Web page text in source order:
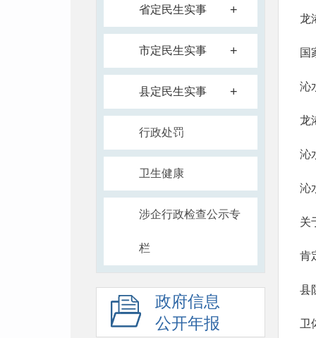
省定民生实事 +
市定民生实事 +
县定民生实事 +
行政处罚
卫生健康
涉企行政检查公示专
栏
政府信息
公开年报
龙
国
沁
龙
沁
沁
关
肯
县
卫